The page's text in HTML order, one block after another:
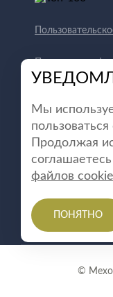
©
Мы
Продолжая
файлов cookie
ПОНЯТНО